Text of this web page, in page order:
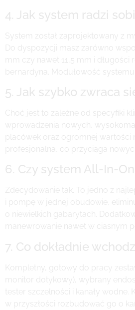
4. Jak system radzi
System został zaprojektowany z
Do dyspozycji masz zarówno
mm czy nawet 11,5 mm i
bernardyna. Modułowość
5. Jak szybko zwraca
Choć jest to zależne od specyfiki
wprowadzenia nowych,
placówek oraz ogromnej wartości
profesjonalna, co przyciąga
6. Czy system All-In-
Zdecydowanie tak. To jedno z
i pompę w jednej obudowie,
o niewielkich gabarytach.
manewrowanie nawet w ciasnym
7. Co dokładnie
Kompletny, gotowy do pracy
monitor dotykowy), wybrany
tester szczelności i kanały
w przyszłości rozbudować go o